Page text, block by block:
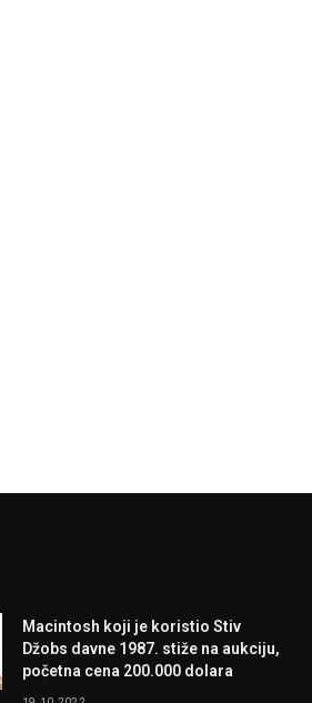
Macintosh koji je koristio Stiv
Džobs davne 1987. stiže na aukciju,
početna cena 200.000 dolara